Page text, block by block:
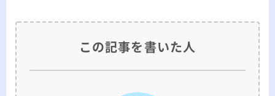
この記事を書いた人